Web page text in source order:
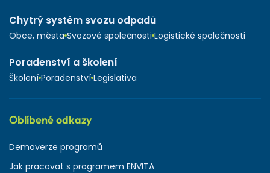
Chytrý systém svozu odpadů
Obce, města Svozové společnosti Logistické společnosti
Poradenství a školení
Školení Poradenství Legislativa
Oblíbené odkazy
Demoverze programů
Jak pracovat s programem ENVITA